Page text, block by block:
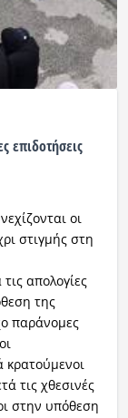
επιδοτήσεις
οι
στιγμής στη
απολογίες
της
παράνομες
κρατούμενοι
τις χθεσινές
στην υπόθεση